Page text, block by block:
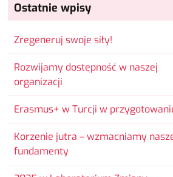
Ostatnie wpisy
Zregeneruj swoje siły!
Rozwijamy dostępność w naszej
organizacji
Erasmus+ w Turcji w
Korzenie jutra – wzmacniamy
fundamenty